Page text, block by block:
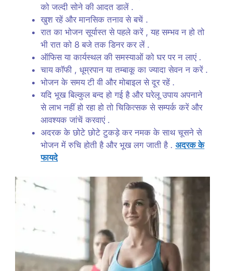
को जल्दी सोने की आदत डालें .
खुश रहें और मानसिक तनाव से बचें .
रात का भोजन सूर्यास्त से पहले करें , यह सम्भव न हो तो
भी रात को 8 बजे तक डिनर कर लें .
ऑफिस या कार्यस्थल की समस्याओं को घर पर न लाएं .
चाय कॉफी , धूम्रपान या तम्बाकू का ज्यादा सेवन न करें .
भोजन के समय टी वी और मोबाइल से दूर रहें .
यदि भूख बिल्कुल बन्द हो गई है और घरेलू उपाय अपनाने
से लाभ नहीं हो रहा हो तो चिकित्सक से सम्पर्क करें और
आवश्यक जांचें करवाएं .
अदरक के छोटे छोटे टुकड़े कर नमक के साथ चूसने से
भोजन में रुचि होती है और भूख लग जाती है . अदरक के
फायदे